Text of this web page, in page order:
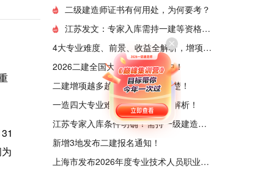
二级建造师证书有何用处，为何要考？
江苏发文：专家入库需持一建等资格证书！
4大专业难度、前景、收益全解析，增项这样组合最值钱！
2026二建全国大模考火热进行中！
二建增项越多越好吗？一次说清楚！
一造四大专业难度、需求、收益解析！
江苏专家入库条件明确！需持一级建造师等证书！
新增3地发布二建报名通知！
上海市发布2026年度专业技术人员职业资格考试工作计划